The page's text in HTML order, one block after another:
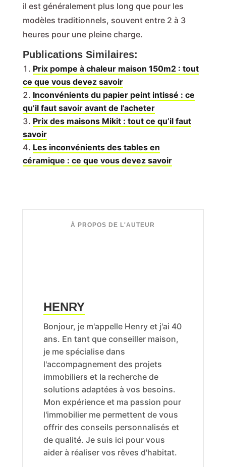
il est généralement plus long que pour les
modèles traditionnels, souvent entre 2 à 3
heures pour une pleine charge.
Publications Similaires:
Prix pompe à chaleur maison 150m2 : tout
ce que vous devez savoir
Inconvénients du papier peint intissé : ce
qu’il faut savoir avant de l’acheter
Prix des maisons Mikit : tout ce qu’il faut
savoir
Les inconvénients des tables en
céramique : ce que vous devez savoir
HENRY
Bonjour, je m'appelle Henry et j'ai 40
ans. En tant que conseiller maison,
je me spécialise dans
l'accompagnement des projets
immobiliers et la recherche de
solutions adaptées à vos besoins.
Mon expérience et ma passion pour
l'immobilier me permettent de vous
offrir des conseils personnalisés et
de qualité. Je suis ici pour vous
aider à réaliser vos rêves d'habitat.